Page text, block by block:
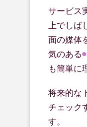
サービス
上でしば
面の媒体
気のある
も簡単に
将来的な
チェック
す。